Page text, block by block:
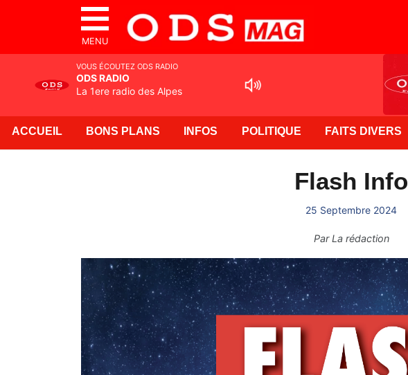
MENU
ACCUEIL BONS PLANS INFOS POLITIQUE FAITS DIVERS
Flash Info
25 Septembre 2024
ParLa rédaction
VOUS ÉCOUTEZ ODS RADIO
ODS RADIO
La 1ere radio des Alpes